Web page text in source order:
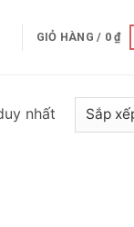
GIỎ HÀNG / 0₫
nhất